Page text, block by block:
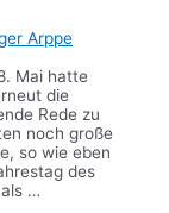
Arppe
Mai hatte
die
Rede zu
noch große
so wie eben
des
…